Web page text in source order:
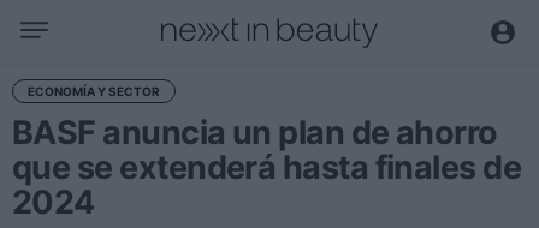
Negocio
Editorial
Actualidad
Economía y sector
ECONOMÍA Y SECTOR
BASF anuncia un plan de ahorro
que se extenderá hasta finales de
2024